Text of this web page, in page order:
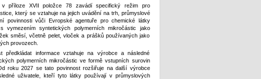
v příloze XVII položce 78 zavádí specifický režim pro
který se vztahuje na jejich uvádění na trh, průmyslové
povinnosti vůči Evropské agentuře pro chemické látky
vymezením syntetických polymerních mikročástic jako
směsí, včetně pelet, vloček a prášků používaných jako
provozech.
předkládat informace vztahuje na výrobce a následné
polymerních mikročástic ve formě vstupních surovin
roku 2027 se tato povinnost rozšiřuje na další výrobce
uživatele, kteří tyto látky používají v průmyslových